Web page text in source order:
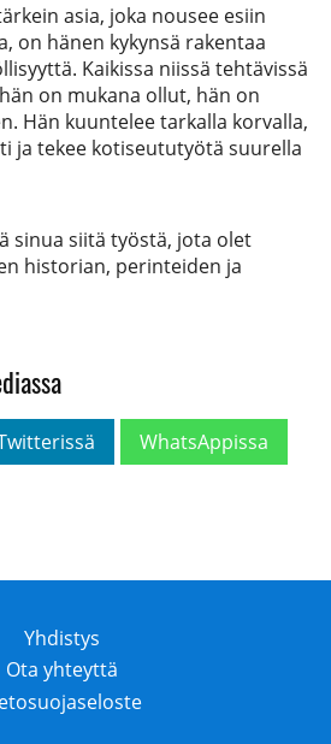
asia, joka nousee esiin
on hänen kykynsä rakentaa
Kaikissa niissä tehtävissä
on mukana ollut, hän on
Hän kuuntelee tarkalla korvalla,
ja tekee kotiseututyötä suurella
sinua siitä työstä, jota olet
historian, perinteiden ja
WhatsAppissa
Yhdistys
Ota yhteyttä